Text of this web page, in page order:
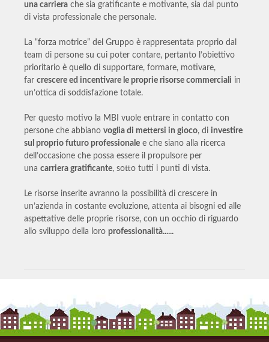
una carriera che sia gratificante e motivante, sia dal punto
di vista professionale che personale.
La “forza motrice” del Gruppo è rappresentata proprio dal
team di persone su cui poter contare, pertanto l’obiettivo
prioritario è quello di supportare, formare, motivare,
far crescere ed incentivare le proprie risorse commerciali in
un’ottica di soddisfazione totale.
Per questo motivo la MBI vuole entrare in contatto con
persone che abbiano voglia di mettersi in gioco, di investire
sul proprio futuro professionale e che siano alla ricerca
dell’occasione che possa essere il propulsore per
una carriera gratificante, sotto tutti i punti di vista.
Le risorse inserite avranno la possibilità di crescere in
un’azienda in costante evoluzione, attenta ai bisogni ed alle
aspettative delle proprie risorse, con un occhio di riguardo
allo sviluppo della loro professionalità......